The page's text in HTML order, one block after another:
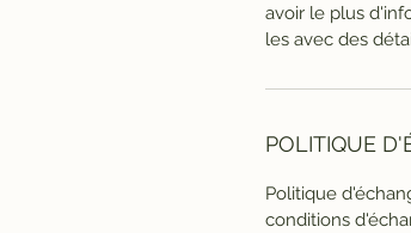
avoir le plus
les avec des
POLITIQUE
Politique
conditions